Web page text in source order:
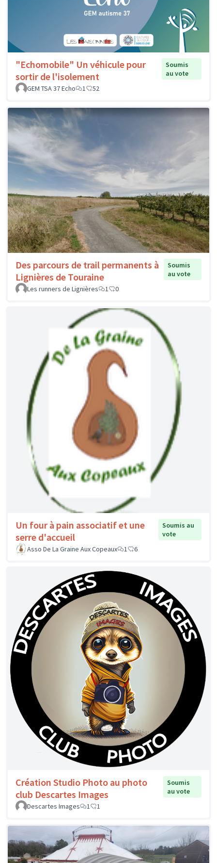
"Echomobile" Un véhicule pour
sortir de l'isolement
Soumis
au vote
GEM TSA 37 Echo
1 52
Des parcours de trail permanents à
Lignières de Touraine
Soumis
au vote
Les runners de Lignières
1 0
Un four à pain associatif et une
serre d'accueil
Soumis au
vote
Asso De La Graine Aux Copeaux
1 6
Création Studio Photo au photo
club Descartes Images
Soumis
au vote
Descartes Images
1 1